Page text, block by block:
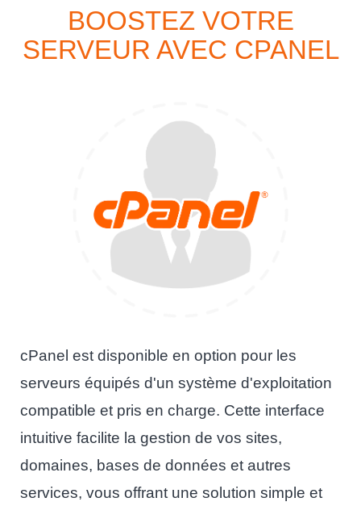
BOOSTEZ VOTRE
SERVEUR AVEC CPANEL
cPanel est disponible en option pour les
serveurs équipés d'un système d'exploitation
compatible et pris en charge. Cette interface
intuitive facilite la gestion de vos sites,
domaines, bases de données et autres
services, vous offrant une solution simple et